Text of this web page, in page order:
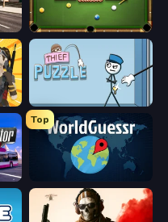
8 Ball Billiards Classic
Thief Puzzle
Top
WorldGuessr Free GeoGuessr